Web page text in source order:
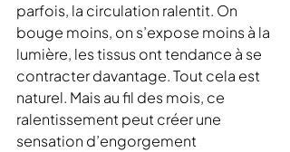
parfois, la circulation ralentit. On
bouge moins, on s’expose moins à la
lumière, les tissus ont tendance à se
contracter davantage. Tout cela est
naturel. Mais au fil des mois, ce
ralentissement peut créer une
sensation d’engorgement